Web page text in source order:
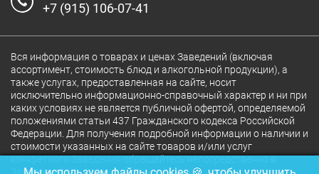
+7 (915) 106-07-41
Вся информация о товарах и ценах Заведений (включая
ассортимент, стоимость блюд и алкогольной продукции), а
также услугах, предоставленная на сайте, носит
исключительно информационно-справочный характер и ни при
каких условиях не является публичной офертой, определяемой
положениями статьи 437 Гражданского кодекса Российской
Федерации. Для получения подробной информации о наличии и
стоимости указанных на сайте товаров и/или услуг
конкретного Заведения обращайтесь непосредственно в